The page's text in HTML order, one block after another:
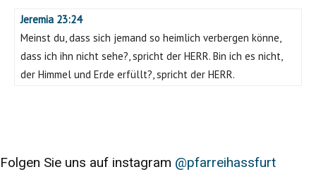
Jeremia 23:24
Meinst du, dass sich jemand so heimlich verbergen könne,
dass ich ihn nicht sehe?, spricht der HERR. Bin ich es nicht,
der Himmel und Erde erfüllt?, spricht der HERR.
Folgen Sie uns auf instagram @pfarreihassfurt